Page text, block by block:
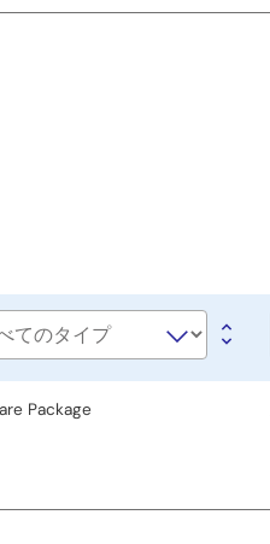
Package